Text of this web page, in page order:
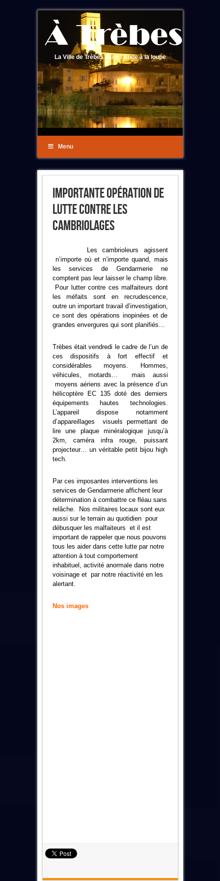
La Ville de Trèbes dans l'Aude à la loupe
Menu
Importante Opération De
Lutte Contre Les
Cambriolages
Les cambrioleurs agissent
n’importe où et n’importe quand, mais
les services de Gendarmerie ne
comptent pas leur laisser le champ libre.
Pour lutter contre ces malfaiteurs dont
les méfaits sont en recrudescence,
outre un important travail d’investigation,
ce sont des opérations inopinées et de
grandes envergures qui sont planifiés…
Trèbes était vendredi le cadre de l’un de
ces dispositifs à fort effectif et
considérables moyens. Hommes,
véhicules, motards… mais aussi
moyens aériens avec la présence d’un
hélicoptère EC 135 doté des derniers
équipements hautes technologies.
L’appareil dispose notamment
d’appareillages visuels permettant de
lire une plaque minéralogique jusqu’à
2km, caméra infra rouge, puissant
projecteur… un véritable petit bijou high
tech.
Par ces imposantes interventions les
services de Gendarmerie affichent leur
détermination à combattre ce fléau sans
relâche. Nos militaires locaux sont eux
aussi sur le terrain au quotidien pour
débusquer les malfaiteurs et il est
important de rappeler que nous pouvons
tous les aider dans cette lutte par notre
attention à tout comportement
inhabituel, activité anormale dans notre
voisinage et par notre réactivité en les
alertant.
Nos images